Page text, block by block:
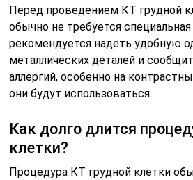
Перед проведением КТ грудной
обычно не требуется
рекомендуется надеть удобную
металлических деталей и
аллергий, особенно на
они будут использоваться.
Как долго длится
клетки?
Процедура КТ грудной клетки